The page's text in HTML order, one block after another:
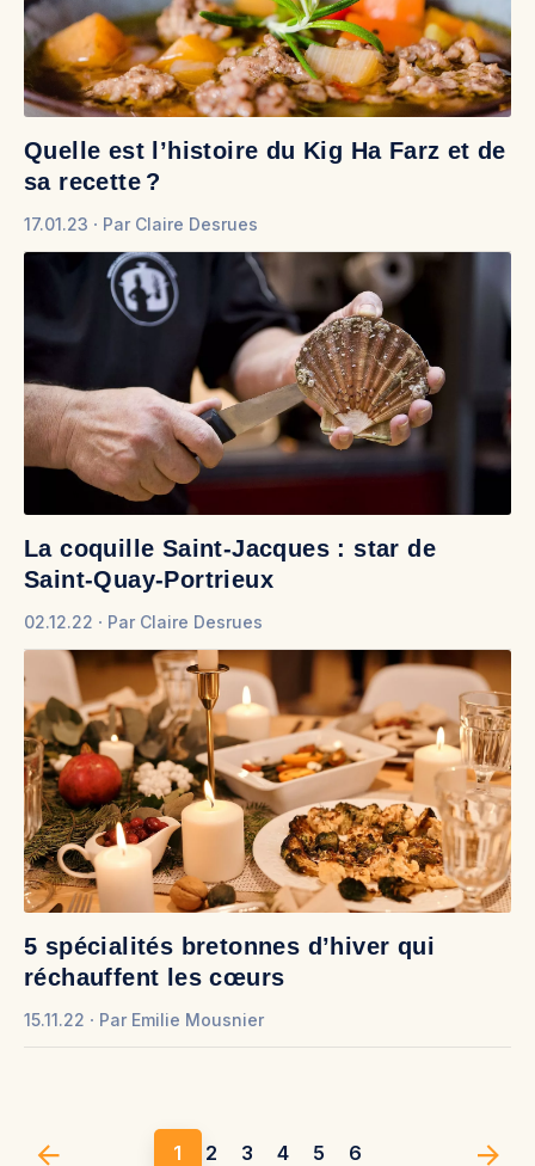
Quelle est l’histoire du Kig Ha Farz et de
sa recette ?
17.01.23 Par Claire Desrues
La coquille Saint-Jacques : star de
Saint-Quay-Portrieux
02.12.22 Par Claire Desrues
5 spécialités bretonnes d’hiver qui
réchauffent les cœurs
15.11.22 Par Emilie Mousnier
1 2 3 4 5 6